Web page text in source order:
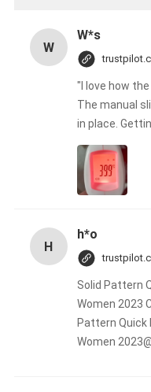
W
W*s
"I love how
The manual
in place.
H
h*o
Solid Pattern
Women 2023
Pattern Quick
Women